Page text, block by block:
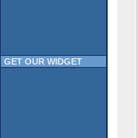
GET OUR WIDGET